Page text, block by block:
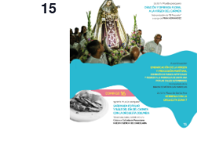
15